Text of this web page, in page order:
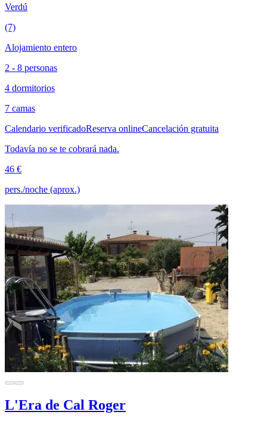
Verdú
(7)
Alojamiento entero
2 - 8 personas
4 dormitorios
7 camas
Calendario verificadoReserva onlineCancelación gratuita
Todavía no se te cobrará nada.
46 €
pers./noche (aprox.)
L'Era de Cal Roger